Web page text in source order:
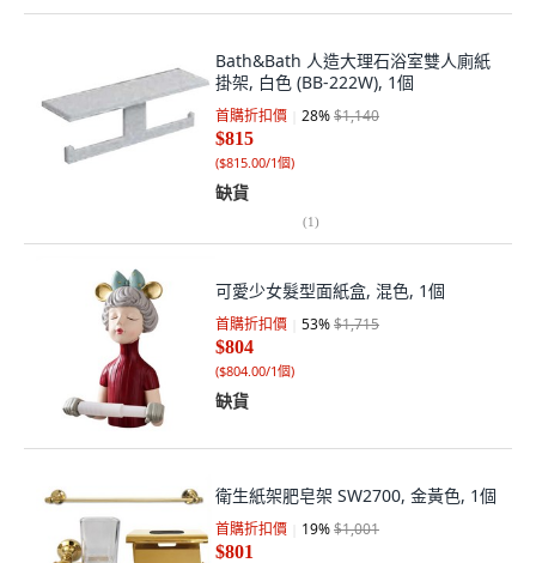
Bath&Bath 人造大理石浴室雙人廁紙
掛架, 白色 (BB-222W), 1個
首購折扣價 28%$1,140
$815
($815.00/1個)
缺貨
(1)
可愛少女髮型面紙盒, 混色, 1個
首購折扣價 53%$1,715
$804
($804.00/1個)
缺貨
衛生紙架肥皂架 SW2700, 金黃色, 1個
首購折扣價 19%$1,001
$801